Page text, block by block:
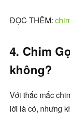
ĐỌC THÊM:
4. Chim
không?
Với thắc mắc
lời là có, nhưng